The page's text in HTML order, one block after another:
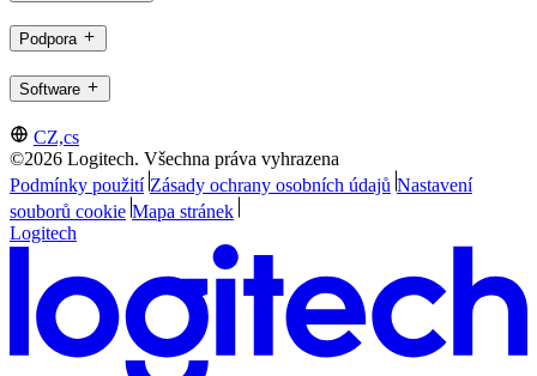
Podpora
Software
CZ,cs
©2026 Logitech. Všechna práva vyhrazena
Podmínky použití Zásady ochrany osobních údajů Nastavení
souborů cookie Mapa stránek
Logitech